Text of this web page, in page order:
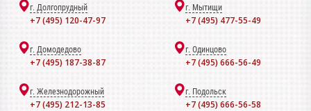
г. Долгопрудный
+7 (495) 120-47-97
г. Мытищи
+7 (495) 477-55-49
г. Домодедово
+7 (495) 187-38-87
г. Одинцово
+7 (495) 666-56-49
г. Железнодорожный
+7 (495) 212-13-85
г. Подольск
+7 (495) 666-56-58